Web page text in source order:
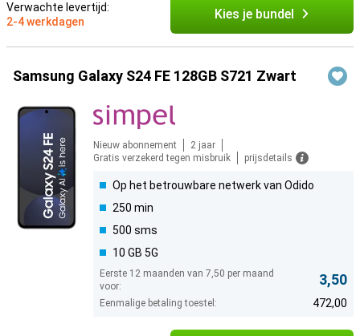
Verwachte levertijd:
2-4 werkdagen
Kies je bundel
Samsung Galaxy S24 FE 128GB S721 Zwart
Nieuw abonnement
2 jaar
Gratis verzekerd tegen misbruik
prijsdetails
Op het betrouwbare netwerk van Odido
250 min
500 sms
10 GB 5G
Eerste 12 maanden van 7,50 per maand
voor:
3,50
Eenmalige betaling toestel: 472,00